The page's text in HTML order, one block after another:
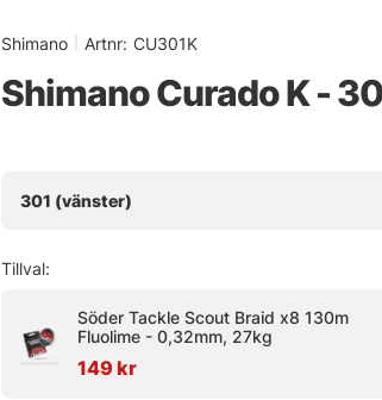
Shimano
Artnr: CU301K
Shimano Curado K -
301 (vänster)
Tillval:
Söder Tackle Scout Braid x8 130m
Fluolime - 0,32mm, 27kg
149 kr